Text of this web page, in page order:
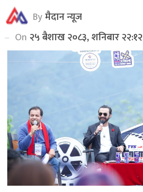
Byमैदान न्यूज
On २५ बैशाख २०८३, शनिबार २२:१२